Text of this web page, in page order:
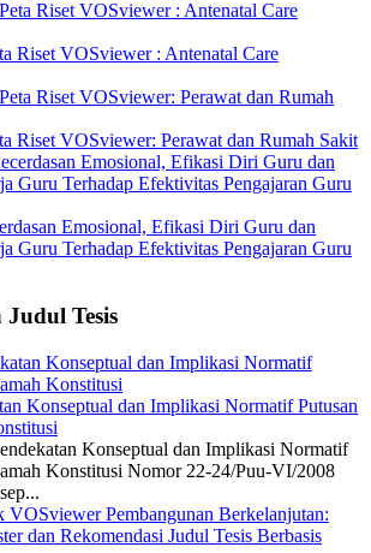
Riset VOSviewer : Antenatal Care
Riset VOSviewer: Perawat dan Rumah Sakit
Emosional, Efikasi Diri Guru dan
Guru Terhadap Efektivitas Pengajaran Guru
Tesis
Konseptual dan Implikasi Normatif Putusan
Konseptual dan Implikasi Normatif
Konstitusi Nomor 22-24/Puu-VI/2008